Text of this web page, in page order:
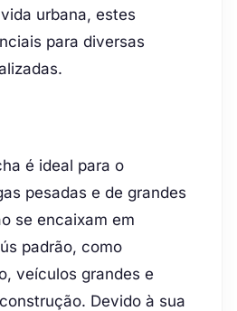
urbana, estes
para diversas
é ideal para o
pesadas e de grandes
se encaixam em
padrão, como
veículos grandes e
Devido à sua